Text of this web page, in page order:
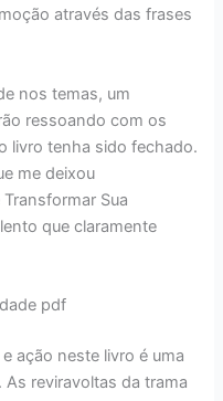
através das frases
nos temas, um
ressoando com os
livro tenha sido fechado.
me deixou
Sua
que claramente
pdf
ação neste livro é uma
As reviravoltas da trama